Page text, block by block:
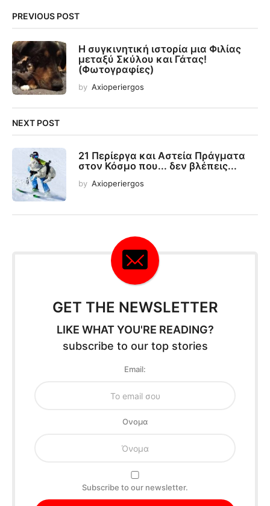
PREVIOUS POST
Η συγκινητική ιστορία μια Φιλίας
μεταξύ Σκύλου και Γάτας!
(Φωτογραφίες)
by Axioperiergos
NEXT POST
21 Περίεργα και Αστεία Πράγματα
στον Κόσμο που... δεν βλέπεις...
by Axioperiergos
GET THE NEWSLETTER
LIKE WHAT YOU'RE READING?
subscribe to our top stories
Email:
Oνομα
Subscribe to our newsletter.